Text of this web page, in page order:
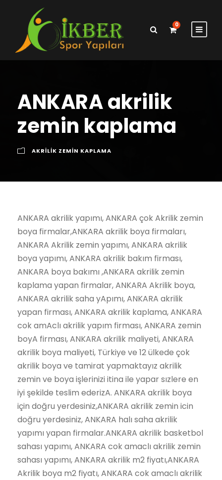
0
ANKARA akrilik
zemin kaplama
AKRILIK ZEMIN KAPLAMA
ANKARA akrilik yapımı, ANKARA çok Akrilik zemin
boya firmalar,ANKARA akrilik boya firmaları,
ANKARA Akrilik zemin yapımı, ANKARA akrilik
boya yapımı, ANKARA akrilik bakım firması,
ANKARA boya bakımı ,ANKARA akrilik zemin
kaplama yapan firmalar, ANKARA Akrilik boya,
ANKARA akrilik saha yApımı, ANKARA akrilik
yapan firması, ANKARA akrilik kaplama, ANKARA
cok amAclı akrilik yapım firması, ANKARA zemin
boyA firması, ANKARA akrilik maliyeti, ANKARA
akrilik boya maliyeti, Türkiye ve 12 ülkede çok
akrilik boya ve tamirat yapmaktayız akrilik
zemin ve boya işlerinizi itina ile yapar sızlere en
iyi şekilde teslim ederizA. ANKARA akrilik boya
için doğru yerdesiniz,ANKARA akrilik zemin icin
doğru yerdesiniz, ANKARA halı saha akrilik
yapımı yapan firmalar.ANKARA akrilik basketbol
sahası yapımı, ANKARA cok amaclı akrilik zemin
sahası yapımı, ANKARA akrilik m2 fiyatı,ANKARA
Akrilik boya m2 fiyatı, ANKARA cok amaclı akrilik